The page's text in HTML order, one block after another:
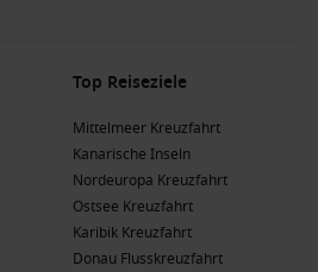
Top Reiseziele
Mittelmeer Kreuzfahrt
Kanarische Inseln
Nordeuropa Kreuzfahrt
Ostsee Kreuzfahrt
Karibik Kreuzfahrt
Donau Flusskreuzfahrt